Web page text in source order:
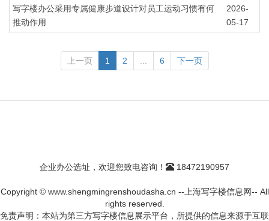
写字楼办公采用专属健康步道设计对员工运动习惯有何
推动作用
2026-
05-17
上一页 1 2 6 下一页
企业办公选址，欢迎您致电咨询！ 18472190957
Copyright © www.shengmingrenshoudasha.cn --上海写字楼信息网-- All
rights reserved.
免责声明：本站为第三方写字楼信息展示平台，所提供的信息来源于互联